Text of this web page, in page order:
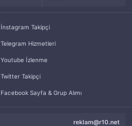
İnstagram Takipçi
Telegram Hizmetleri
Youtube İzlenme
Twitter Takipçi
Facebook Sayfa & Grup Alımı
reklam@r10.net